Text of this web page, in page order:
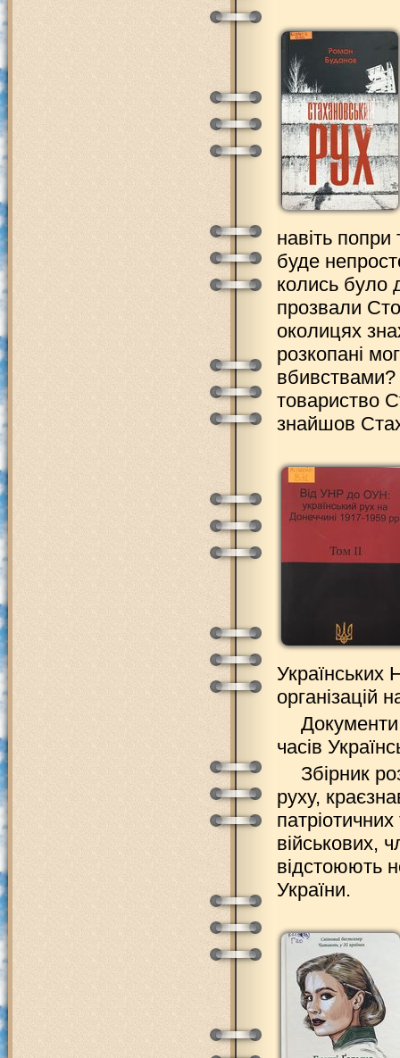
навіть
буде
колись було
прозвали
околицях
розкопані
вбивствами?
товариство
знайшов
Українських
організацій
часів
Збірник
руху,
патріотичних
військових,
відстоюють
України.